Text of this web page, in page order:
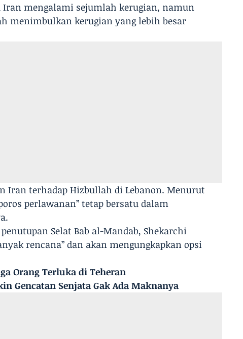
mengalami sejumlah kerugian, namun
menimbulkan kerugian yang lebih besar
Iran terhadap Hizbullah di Lebanon. Menurut
perlawanan” tetap bersatu dalam
Selat Bab al-Mandab, Shekarchi
rencana” dan akan mengungkapkan opsi
Orang Terluka di Teheran
Gencatan Senjata Gak Ada Maknanya